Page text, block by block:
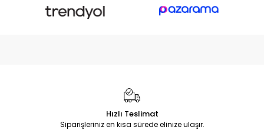
Hızlı Teslimat
Siparişleriniz en kısa sürede elinize ulaşır.